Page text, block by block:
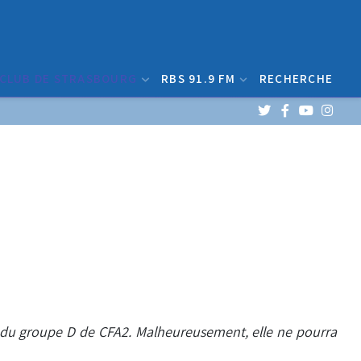
DE STRASBOURG RBS 91.9 FM RECHERCHE
groupe D de CFA2. Malheureusement, elle ne pourra